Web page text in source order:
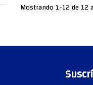
Mostrando 1-12 de 12